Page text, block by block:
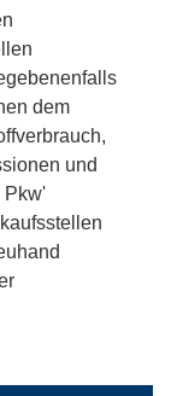
dem
und
Pkw'